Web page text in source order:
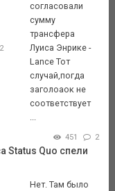
согласовали
сумму
трансфера
Луиса Энрике -
Lance Тот
случай,погда
заголоаок не
соответствует
...
451 2
Status Quo спели
Нет. Там было